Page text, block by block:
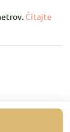
Čítajte